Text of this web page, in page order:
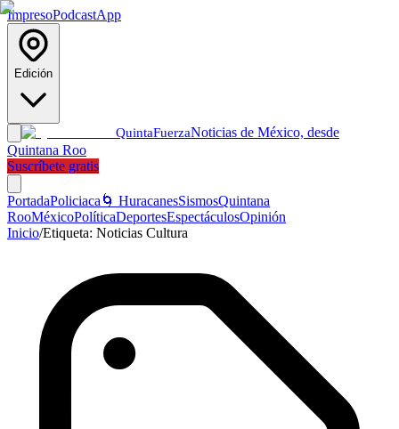
ImpresoPodcastApp
Edición
QuintaFuerzaNoticias de México, desde
Quintana Roo
Suscríbete gratis
PortadaPoliciaca 🌀 HuracanesSismosQuintana
RooMéxicoPolíticaDeportesEspectáculosOpinión
Inicio/Etiqueta: Noticias Cultura